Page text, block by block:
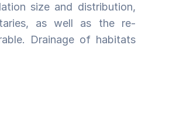
size and distribution,
as well as the re-
Drainage of habitats